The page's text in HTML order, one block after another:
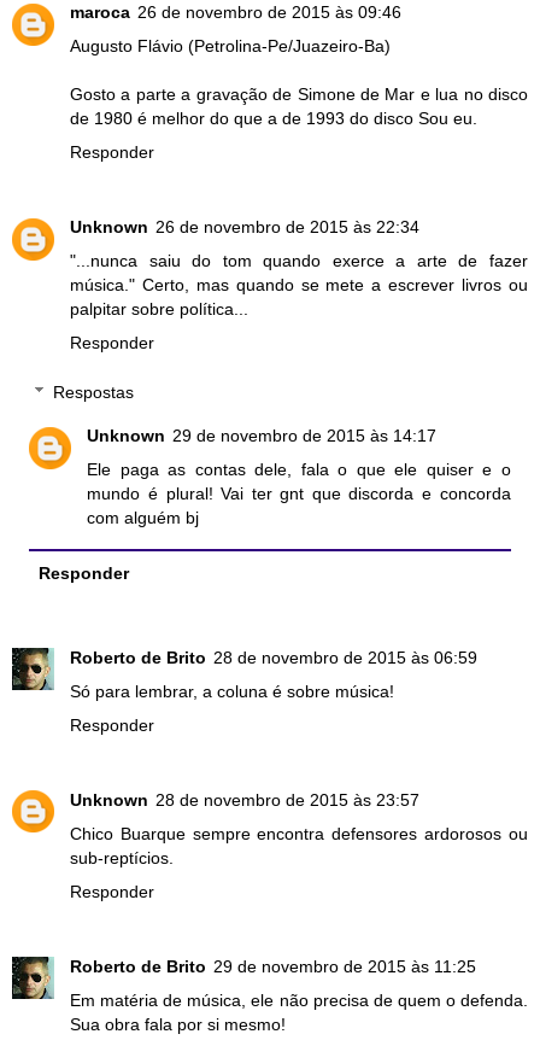
maroca 26 de novembro de 2015 às 09:46
Augusto Flávio (Petrolina-Pe/Juazeiro-Ba)
Gosto a parte a gravação de Simone de Mar e lua no disco
de 1980 é melhor do que a de 1993 do disco Sou eu.
Responder
Unknown 26 de novembro de 2015 às 22:34
"...nunca saiu do tom quando exerce a arte de fazer
música." Certo, mas quando se mete a escrever livros ou
palpitar sobre política...
Responder
Respostas
Unknown 29 de novembro de 2015 às 14:17
Ele paga as contas dele, fala o que ele quiser e o
mundo é plural! Vai ter gnt que discorda e concorda
com alguém bj
Responder
Roberto de Brito 28 de novembro de 2015 às 06:59
Só para lembrar, a coluna é sobre música!
Responder
Unknown 28 de novembro de 2015 às 23:57
Chico Buarque sempre encontra defensores ardorosos ou
sub-reptícios.
Responder
Roberto de Brito 29 de novembro de 2015 às 11:25
Em matéria de música, ele não precisa de quem o defenda.
Sua obra fala por si mesmo!